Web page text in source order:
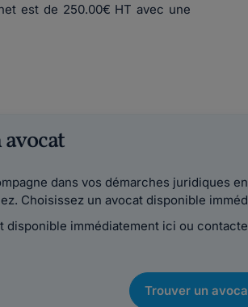
est de 250.00€ HT avec une
dans vos démarches juridiques
Choisissez un avocat disponible
disponible immédiatement ici ou
Trouver un